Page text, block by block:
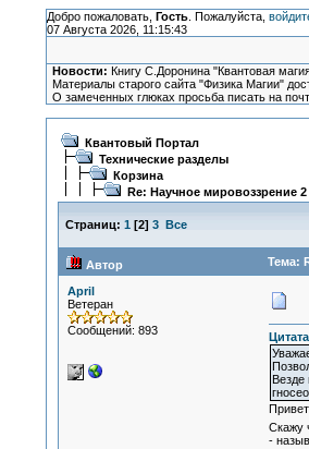
Добро пожаловать, Гость. Пожалуйста,
07 Августа 2026, 11:15:43
Новости: Книгу С.Доронина "Квантовая
Материалы старого сайта "Физика Магии"
О замеченных глюках просьба писать на
Квантовый Портал
Технические разделы
Корзина
Re: Научное мировоззрение 2
Страниц: 1 [2] 3 Все
Автор Тема:
April
Ветеран
Сообщений: 893
Скажу
-